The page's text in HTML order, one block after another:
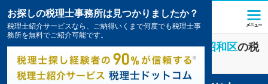
IT・インターネット業界に強い名古屋市昭和区の税
理士・会計事務所の一覧5件掲載中
お探しの税理士事務所は見つかりましたか？
税理士紹介サービスなら、ご納得いくまで何度でも税理士事
務所を無料でご紹介可能です。